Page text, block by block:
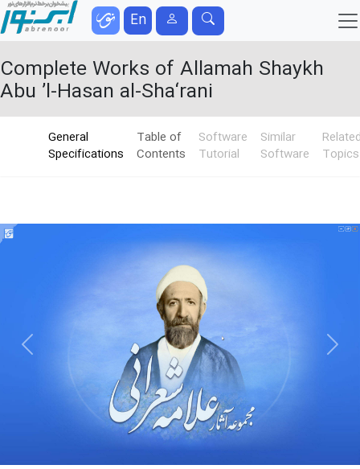
En
Complete Works of Allamah Shaykh
Abu ’l-Hasan al-Sha‘rani
General
Specifications
Table of
Contents
Software
Tutorial
Similar
Software
Topics